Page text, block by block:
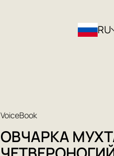
RU
VoiceBook
ОВЧАРКА